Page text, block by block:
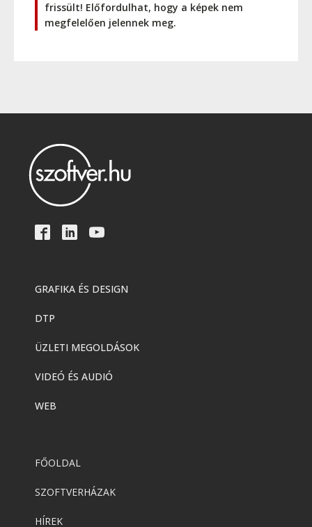
frissült! Előfordulhat, hogy a képek nem
megfelelően jelennek meg.
GRAFIKA ÉS DESIGN
DTP
ÜZLETI MEGOLDÁSOK
VIDEÓ ÉS AUDIÓ
WEB
FŐOLDAL
SZOFTVERHÁZAK
HÍREK